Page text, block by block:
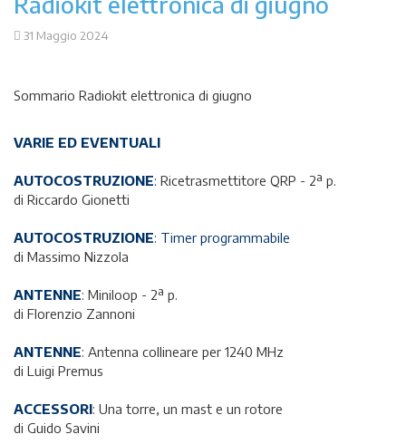
31 Maggio 2024
Sommario Radiokit elettronica di giugno
VARIE ED EVENTUALI
AUTOCOSTRUZIONE: Ricetrasmettitore QRP - 2ª p.
di Riccardo Gionetti
AUTOCOSTRUZIONE: Timer programmabile
di Massimo Nizzola
ANTENNE: Miniloop - 2ª p.
di Florenzio Zannoni
ANTENNE: Antenna collineare per 1240 MHz
di Luigi Premus
ACCESSORI: Una torre, un mast e un rotore
di Guido Savini